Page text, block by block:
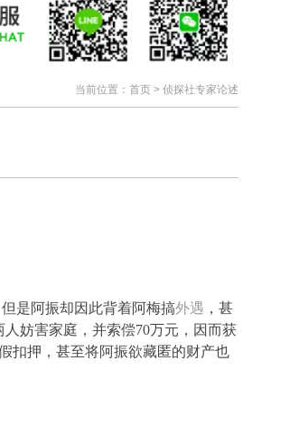
当前位置： 首页> 侦探社专家论述
是阿振却因此背着阿梅搞外遇 ，甚
妨害家庭，并索偿70万元，因而获
扣押，甚至将阿振欲藏匿的财产也